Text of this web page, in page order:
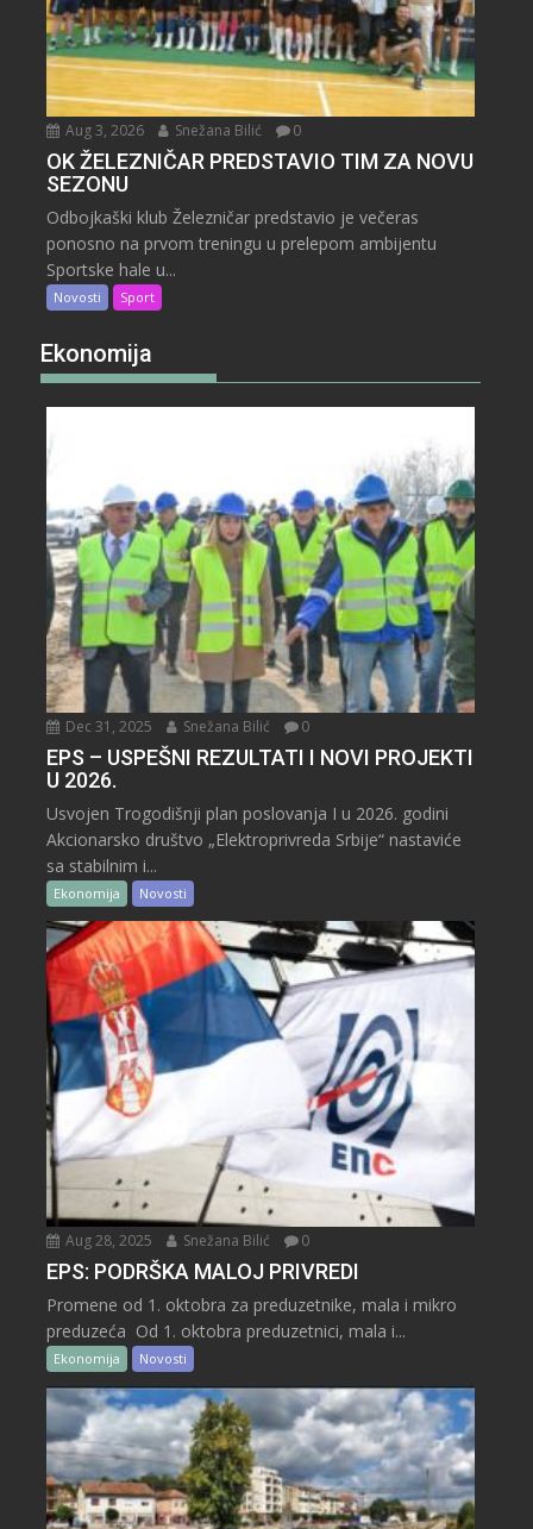
Aug 3, 2026 Snežana Bilić 0
OK ŽELEZNIČAR PREDSTAVIO TIM ZA NOVU
SEZONU
Odbojkaški klub Železničar predstavio je večeras
ponosno na prvom treningu u prelepom ambijentu
Sportske hale u...
Novosti Sport
Ekonomija
Dec 31, 2025 Snežana Bilić 0
EPS – USPEŠNI REZULTATI I NOVI PROJEKTI
U 2026.
Usvojen Trogodišnji plan poslovanja I u 2026. godini
Akcionarsko društvo „Elektroprivreda Srbije“ nastaviće
sa stabilnim i...
Ekonomija Novosti
Aug 28, 2025 Snežana Bilić 0
EPS: PODRŠKA MALOJ PRIVREDI
Promene od 1. oktobra za preduzetnike, mala i mikro
preduzeća Od 1. oktobra preduzetnici, mala i...
Ekonomija Novosti